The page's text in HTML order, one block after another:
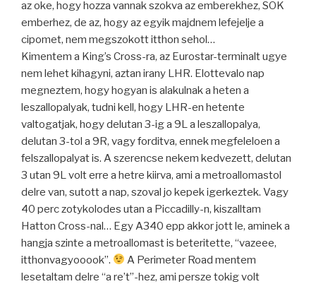
az oke, hogy hozza vannak szokva az emberekhez, SOK
emberhez, de az, hogy az egyik majdnem lefejelje a
cipomet, nem megszokott itthon sehol…
Kimentem a King’s Cross-ra, az Eurostar-terminalt ugye
nem lehet kihagyni, aztan irany LHR. Elottevalo nap
megneztem, hogy hogyan is alakulnak a heten a
leszallopalyak, tudni kell, hogy LHR-en hetente
valtogatjak, hogy delutan 3-ig a 9L a leszallopalya,
delutan 3-tol a 9R, vagy forditva, ennek megfeleloen a
felszallopalyat is. A szerencse nekem kedvezett, delutan
3 utan 9L volt erre a hetre kiirva, ami a metroallomastol
delre van, sutott a nap, szoval jo kepek igerkeztek. Vagy
40 perc zotykolodes utan a Piccadilly-n, kiszalltam
Hatton Cross-nal… Egy A340 epp akkor jott le, aminek a
hangja szinte a metroallomast is beteritette, “vazeee,
itthonvagyooook”.
A Perimeter Road mentem
lesetaltam delre “a re’t”-hez, ami persze tokig volt